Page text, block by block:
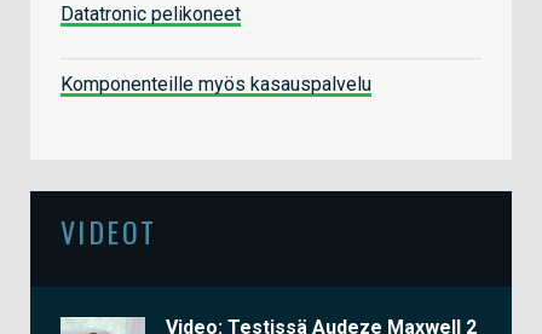
Datatronic pelikoneet
Komponenteille myös kasauspalvelu
VIDEOT
Video: Testissä Audeze Maxwell 2